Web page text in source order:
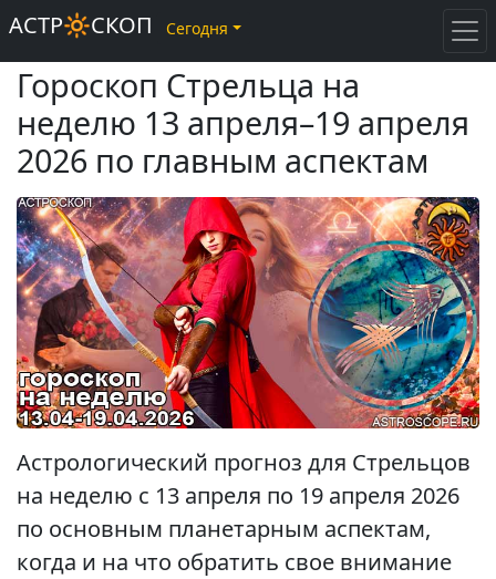
Гороскоп Стрельца на
неделю 13 апреля–19 апреля
2026 по главным аспектам
Астрологический прогноз для Стрельцов
на неделю с 13 апреля по 19 апреля 2026
по основным планетарным аспектам,
когда и на что обратить свое внимание
АСТР🔆СКОП Сегодня